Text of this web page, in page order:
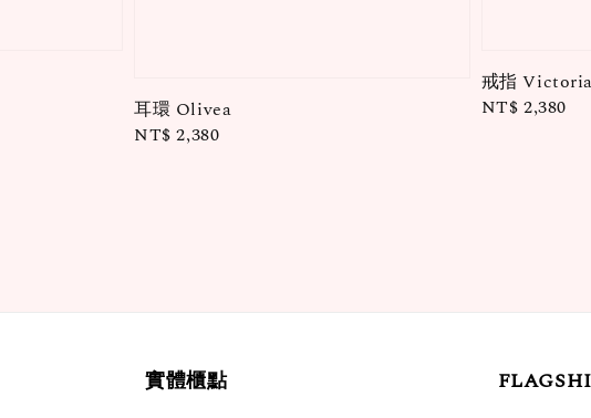
耳環 Olivea
Regular
NT$ 2,380
戒指 Victoria
Regular
NT$ 2,380
實體櫃點